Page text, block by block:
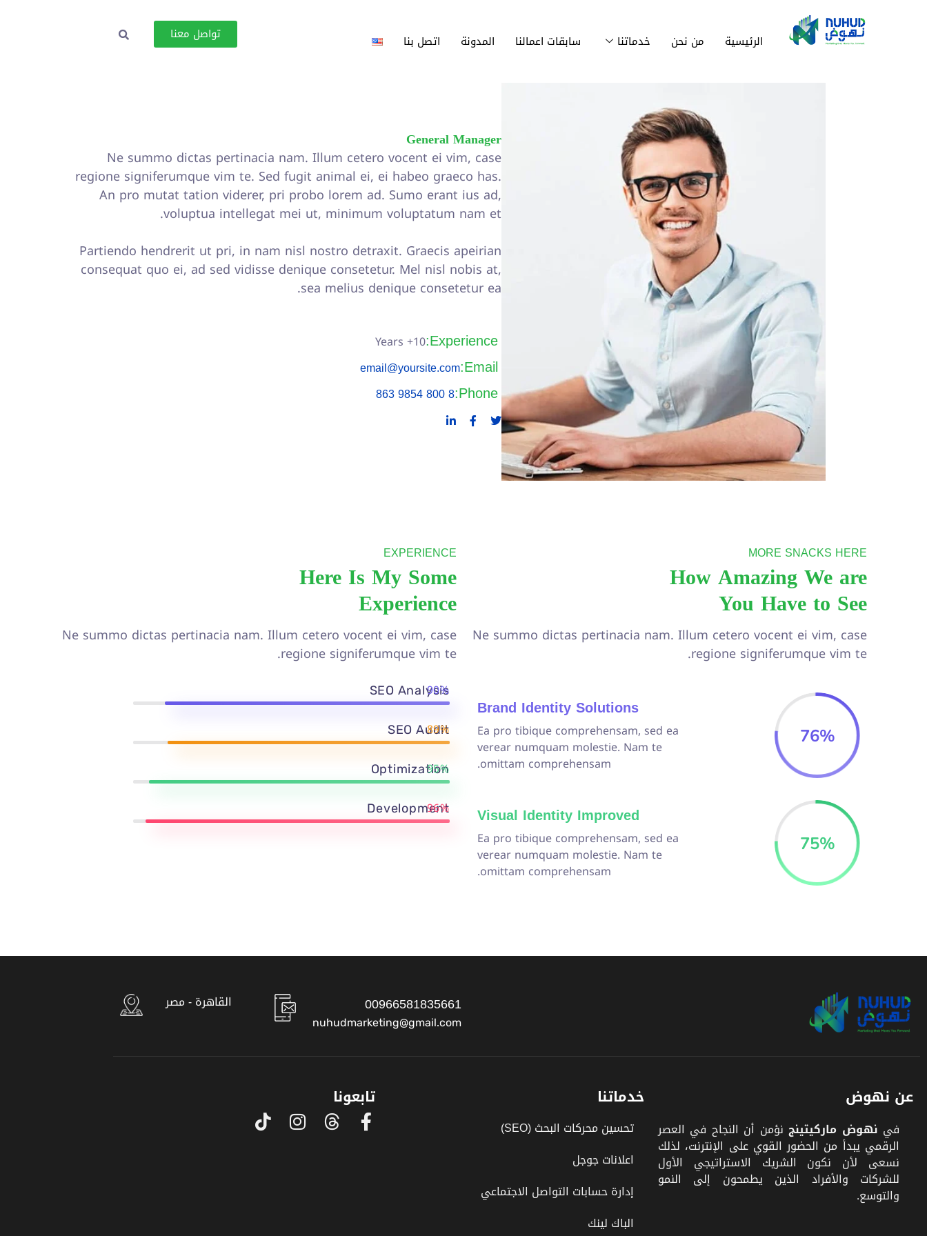
الرئيسية من نحن خدماتنا سابقات اعمالنا المدونة اتصل بنا تواصل معنا
General Manager
Ne summo dictas pertinacia nam. Illum cetero vocent ei vim, case
regione signiferumque vim te. Sed fugit animal ei, ei habeo graeco has.
An pro mutat tation viderer, pri probo lorem ad. Sumo erant ius ad,
voluptua intellegat mei ut, minimum voluptatum nam et.
Partiendo hendrerit ut pri, in nam nisl nostro detraxit. Graecis apeirian
consequat quo ei, ad sed vidisse denique consetetur. Mel nisl nobis at,
sea melius denique consetetur ea.
Experience:
10+ Years
Email:
email@yoursite.com
Phone:
8 800 9854 863
MORE SNACKS HERE
How Amazing We are
You Have to See
Ne summo dictas pertinacia nam. Illum cetero vocent ei vim, case
regione signiferumque vim te.
76%
Brand Identity Solutions
Ea pro tibique comprehensam, sed ea
verear numquam molestie. Nam te
omittam comprehensam.
75%
Visual Identity Improved
Ea pro tibique comprehensam, sed ea
verear numquam molestie. Nam te
omittam comprehensam.
EXPERIENCE
Here Is My Some
Experience
Ne summo dictas pertinacia nam. Illum cetero vocent ei vim, case
regione signiferumque vim te.
SEO Analysis
90%
SEO Audit
89%
Optimization
95%
Development
96%
00966581835661
nuhudmarketing@gmail.com
القاهرة - مصر
عن نهوض
في نهوض ماركيتينجنؤمن أن النجاح في العصر
الرقمي يبدأ من الحضور القوي على الإنترنت، لذلك
نسعى لأن نكون الشريك الاستراتيجي الأول
للشركات والأفراد الذين يطمحون إلى النمو
والتوسع.
خدماتنا
تحسين محركات البحث (SEO)
اعلانات جوجل
إدارة حسابات التواصل الاجتماعي
الباك لينك
تابعونا